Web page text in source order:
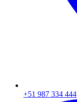
+51 987 334 444